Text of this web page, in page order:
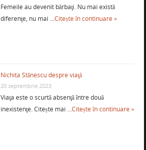
Femeile au devenit bărbaţi. Nu mai există
diferenţe, nu mai …Citește în continuare »
Nichita Stănescu despre viaţă
20 septembrie 2023
Viaţa este o scurtă absenţă între două
inexistenţe. Citește mai …Citește în continuare »